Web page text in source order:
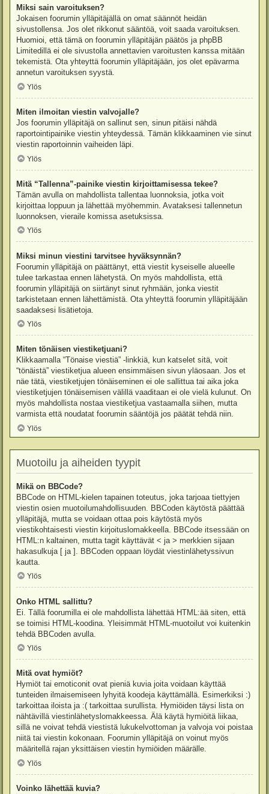
Miksi sain varoituksen?
Jokaisen foorumin ylläpitäjällä on omat säännöt heidän
sivustollensa. Jos olet rikkonut sääntöä, voit saada varoituksen.
Huomioi, että tämä on foorumin ylläpitäjän päätös ja phpBB
Limitedillä ei ole sivustolla annettavien varoitusten kanssa mitään
tekemistä. Ota yhteyttä foorumin ylläpitäjään, jos olet epävarma
annetun varoituksen syystä.
Ylös
Miten ilmoitan viestin valvojalle?
Jos foorumin ylläpitäjä on sallinut sen, sinun pitäisi nähdä
raportointipainike viestin yhteydessä. Tämän klikkaaminen vie sinut
viestin raportoinnin vaiheiden läpi.
Ylös
Mitä “Tallenna”-painike viestin kirjoittamisessa tekee?
Tämän avulla on mahdollista tallentaa luonnoksia, jotka voit
kirjoittaa loppuun ja lähettää myöhemmin. Avataksesi tallennetun
luonnoksen, vieraile komissa asetuksissa.
Ylös
Miksi minun viestini tarvitsee hyväksynnän?
Foorumin ylläpitäjä on päättänyt, että viestit kyseiselle alueelle
tulee tarkastaa ennen lähetystä. On myös mahdollista, että
foorumin ylläpitäjä on siirtänyt sinut ryhmään, jonka viestit
tarkistetaan ennen lähettämistä. Ota yhteyttä foorumin ylläpitäjään
saadaksesi lisätietoja.
Ylös
Miten tönäisen viestiketjuani?
Klikkaamalla “Tönaise viestiä” -linkkiä, kun katselet sitä, voit
“tönäistä” viestiketjua alueen ensimmäisen sivun yläosaan. Jos et
näe tätä, viestiketjujen tönäiseminen ei ole sallittua tai aika joka
viestiketjujen tönäisemisen välillä vaaditaan ei ole vielä kulunut. On
myös mahdollista nostaa viestiketjua vastaamalla siihen, mutta
varmista että noudatat foorumin sääntöjä jos päätät tehdä niin.
Ylös
Muotoilu ja aiheiden tyypit
Mikä on BBCode?
BBCode on HTML-kielen tapainen toteutus, joka tarjoaa tiettyjen
viestin osien muotoilumahdollisuuden. BBCoden käytöstä päättää
ylläpitäjä, mutta se voidaan ottaa pois käytöstä myös
viestikohtaisesti viestin kirjoituslomakkeella. BBCode itsessään on
HTML:n kaltainen, mutta tagit käyttävät < ja > merkkien sijaan
hakasulkuja [ ja ]. BBCoden oppaan löydät viestinlähetyssivun
kautta.
Ylös
Onko HTML sallittu?
Ei. Tällä foorumilla ei ole mahdollista lähettää HTML:ää siten, että
se toimisi HTML-koodina. Yleisimmät HTML-muotoilut voi kuitenkin
tehdä BBCoden avulla.
Ylös
Mitä ovat hymiöt?
Hymiöt tai emoticonit ovat pieniä kuvia joita voidaan käyttää
tunteiden ilmaisemiseen lyhyitä koodeja käyttämällä. Esimerkiksi :)
tarkoittaa iloista ja :( tarkoittaa surullista. Hymiöiden täysi lista on
nähtävillä viestinlähetyslomakkeessa. Älä käytä hymiöitä liikaa,
sillä ne voivat tehdä viestistä lukukelvottoman ja valvoja voi poistaa
niitä tai viestin kokonaan. Foorumin ylläpitäjä on voinut myös
määritellä rajan yksittäisen viestin hymiöiden määrälle.
Ylös
Voinko lähettää kuvia?